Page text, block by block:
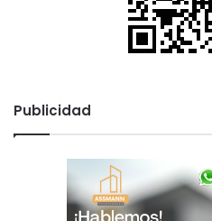
Publicidad